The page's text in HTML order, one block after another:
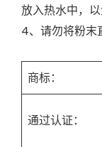
放入热水中，以
4、请勿将粉末
商标：
通过认证：